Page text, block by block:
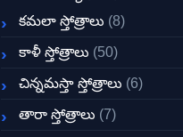
కమలా స్తోత్రాలు (8)
కాళీ స్తోత్రాలు (50)
చిన్నమస్తా స్తోత్రాలు (6)
తారా స్తోత్రాలు (7)